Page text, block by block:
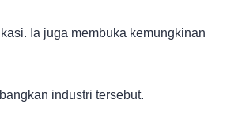
Ia juga membuka kemungkinan
industri tersebut.